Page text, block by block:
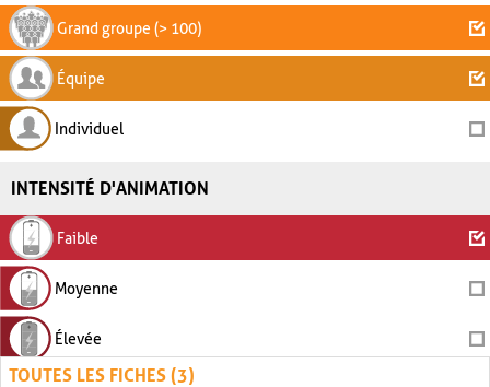
Grand groupe (> 100)
Équipe
Individuel
INTENSITÉ D'ANIMATION
Faible
Moyenne
Élevée
TOUTES LES FICHES (3)